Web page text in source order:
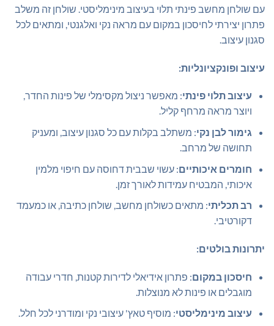
עם שולחן מחשב פינתי תלוי בעיצוב מינימליסטי. שולחן זה משלב
פתרון יצירתי לחיסכון במקום עם מראה נקי ואלגנטי, ומתאים לכל
סגנון עיצוב.
עיצוב ופונקציונליות:
עיצוב תלוי פינתי: מאפשר ניצול מקסימלי של פינות החדר,
ויוצר מראה מרחף קליל.
גימור לבן נקי: משתלב בקלות עם כל סגנון עיצוב, ומעניק
תחושה של מרחב.
חומרים איכותיים: עשוי שבבית דחוסה עם חיפוי מלמין
איכותי, המבטיח עמידות לאורך זמן.
רב תכליתי: מתאים כשולחן מחשב, שולחן כתיבה, או כמעמד
דקורטיבי.
יתרונות בולטים:
חיסכון במקום: פתרון אידיאלי לדירות קטנות, חדרי עבודה
מוגבלים או פינות לא מנוצלות.
עיצוב מינימליסטי: מוסיף טאץ' עיצובי נקי ומודרני לכל חלל.